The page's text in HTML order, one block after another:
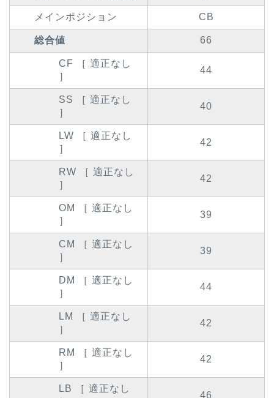
メインポジション CB
総合値 66
CF ［ 適正なし
］
44
SS ［ 適正なし
］
40
LW ［ 適正なし
］
42
RW ［ 適正なし
］
42
OM ［ 適正なし
］
39
CM ［ 適正なし
］
39
DM ［ 適正なし
］
44
LM ［ 適正なし
］
42
RM ［ 適正なし
］
42
LB ［ 適正なし
46